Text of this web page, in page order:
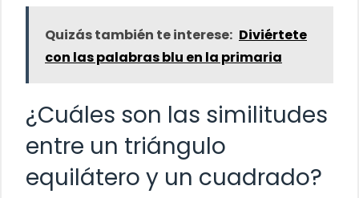
Quizás también te interese: Diviértete
con las palabras blu en la primaria
¿Cuáles son las similitudes
entre un triángulo
equilátero y un cuadrado?